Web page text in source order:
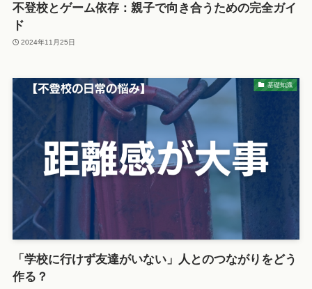
不登校とゲーム依存：親子で向き合うための完全ガイ
ド
2024年11月25日
基礎知識
「学校に行けず友達がいない」人とのつながりをどう
作る？